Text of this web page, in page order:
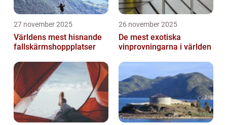
27 november 2025
Världens mest hisnande
fallskärmshoppplatser
26 november 2025
De mest exotiska
vinprovningarna i världen